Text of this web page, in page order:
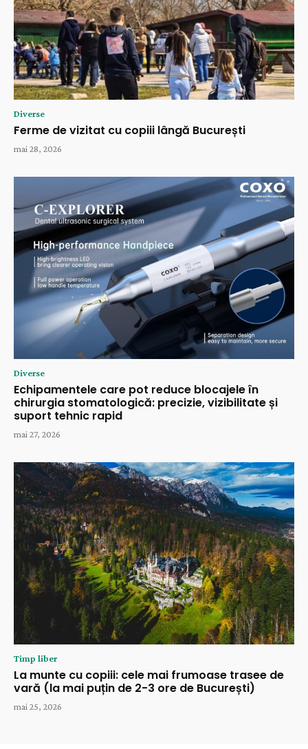
Diverse
Ferme de vizitat cu copiii lângă București
mai 28, 2026
Diverse
Echipamentele care pot reduce blocajele în
chirurgia stomatologică: precizie, vizibilitate și
suport tehnic rapid
mai 27, 2026
Timp liber
La munte cu copiii: cele mai frumoase trasee de
vară (la mai puțin de 2-3 ore de București)
mai 25, 2026